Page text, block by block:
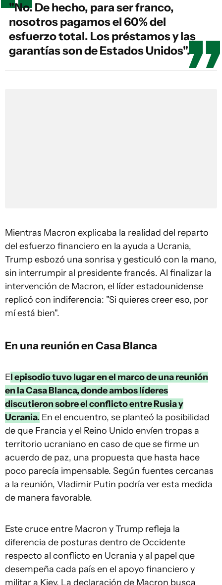
"No. De hecho, para ser franco,
nosotros pagamos el 60% del
esfuerzo total. Los préstamos y las
garantías son de Estados Unidos".
Mientras Macron explicaba la realidad del reparto
del esfuerzo financiero en la ayuda a Ucrania,
Trump esbozó una sonrisa y gesticuló con la mano,
sin interrumpir al presidente francés. Al finalizar la
intervención de Macron, el líder estadounidense
replicó con indiferencia: "Si quieres creer eso, por
mí está bien".
En una reunión en Casa Blanca
El episodio tuvo lugar en el marco de una reunión
en la Casa Blanca, donde ambos líderes
discutieron sobre el conflicto entre Rusia y
Ucrania. En el encuentro, se planteó la posibilidad
de que Francia y el Reino Unido envíen tropas a
territorio ucraniano en caso de que se firme un
acuerdo de paz, una propuesta que hasta hace
poco parecía impensable. Según fuentes cercanas
a la reunión, Vladimir Putin podría ver esta medida
de manera favorable.
Este cruce entre Macron y Trump refleja la
diferencia de posturas dentro de Occidente
respecto al conflicto en Ucrania y al papel que
desempeña cada país en el apoyo financiero y
militar a Kiev. La declaración de Macron busca